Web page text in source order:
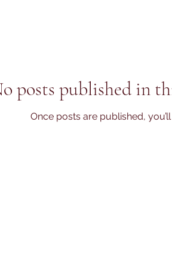
posts published in
Once posts are published,